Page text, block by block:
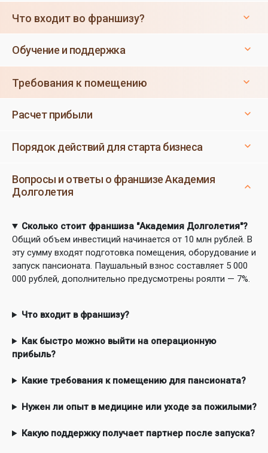
Что входит во франшизу?
Обучение и поддержка
Требования к помещению
Расчет прибыли
Порядок действий для старта бизнеса
Вопросы и ответы о франшизе Академия
Долголетия
Сколько стоит франшиза "Академия Долголетия"?
Общий объем инвестиций начинается от 10 млн рублей. В
эту сумму входят подготовка помещения, оборудование и
запуск пансионата. Паушальный взнос составляет 5 000
000 рублей, дополнительно предусмотрены роялти — 7%.
Что входит в франшизу?
Как быстро можно выйти на операционную
прибыль?
Какие требования к помещению для пансионата?
Нужен ли опыт в медицине или уходе за пожилыми?
Какую поддержку получает партнер после запуска?